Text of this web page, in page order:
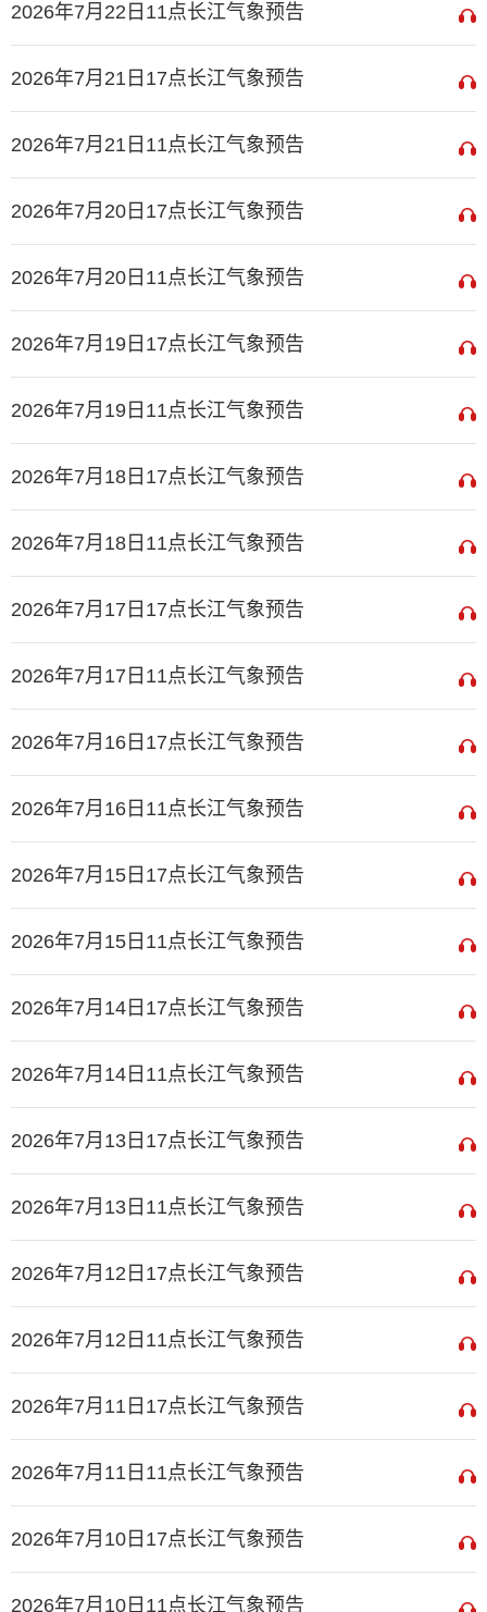
2026年7月22日11点长江气象预告
2026年7月21日17点长江气象预告
2026年7月21日11点长江气象预告
2026年7月20日17点长江气象预告
2026年7月20日11点长江气象预告
2026年7月19日17点长江气象预告
2026年7月19日11点长江气象预告
2026年7月18日17点长江气象预告
2026年7月18日11点长江气象预告
2026年7月17日17点长江气象预告
2026年7月17日11点长江气象预告
2026年7月16日17点长江气象预告
2026年7月16日11点长江气象预告
2026年7月15日17点长江气象预告
2026年7月15日11点长江气象预告
2026年7月14日17点长江气象预告
2026年7月14日11点长江气象预告
2026年7月13日17点长江气象预告
2026年7月13日11点长江气象预告
2026年7月12日17点长江气象预告
2026年7月12日11点长江气象预告
2026年7月11日17点长江气象预告
2026年7月11日11点长江气象预告
2026年7月10日17点长江气象预告
2026年7月10日11点长江气象预告